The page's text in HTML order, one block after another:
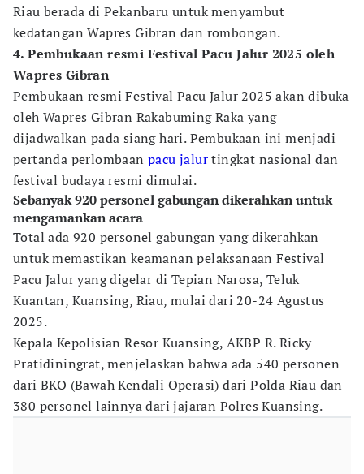
Riau berada di Pekanbaru untuk menyambut
kedatangan Wapres Gibran dan rombongan.
4. Pembukaan resmi Festival Pacu Jalur 2025 oleh
Wapres Gibran
Pembukaan resmi Festival Pacu Jalur 2025 akan dibuka
oleh Wapres Gibran Rakabuming Raka yang
dijadwalkan pada siang hari. Pembukaan ini menjadi
pertanda perlombaan pacu jalurtingkat nasional dan
festival budaya resmi dimulai.
Sebanyak 920 personel gabungan dikerahkan untuk
mengamankan acara
Total ada 920 personel gabungan yang dikerahkan
untuk memastikan keamanan pelaksanaan Festival
Pacu Jalur yang digelar di Tepian Narosa, Teluk
Kuantan, Kuansing, Riau, mulai dari 20-24 Agustus
2025.
Kepala Kepolisian Resor Kuansing, AKBP R. Ricky
Pratidiningrat, menjelaskan bahwa ada 540 personen
dari BKO (Bawah Kendali Operasi) dari Polda Riau dan
380 personel lainnya dari jajaran Polres Kuansing.